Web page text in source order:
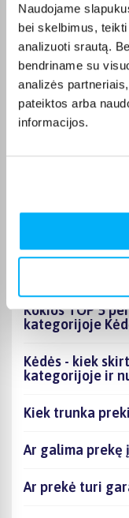
Naudojame
bei skelbimus,
analizuoti srautą.
bendriname su
analizės
pateiktos arba
informacijos.
BIGBOX.LT suteikia
nemokamu 24
pirkti išsimokėtinai,
prekės pristatomos
užsakymams nuo
Kurjerio pristatymo
Sandėlyje esančios
pažymėta, atsiimti
Kokios TOP 5
kategorijoje
Kėdės - kiek
kategorijoje ir
Kiek trunka
Ar galima prekę
Ar prekė turi